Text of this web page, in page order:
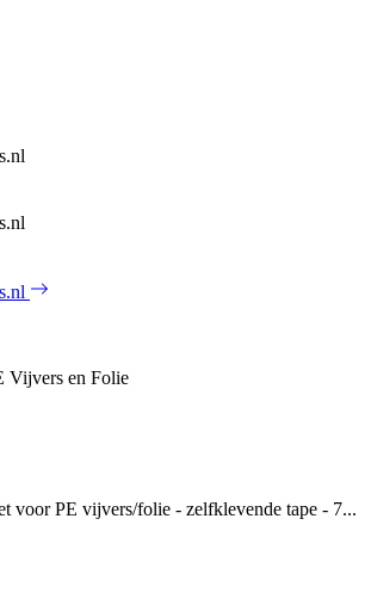
Vijvers en Folie
voor PE vijvers/folie - zelfklevende tape - 7...